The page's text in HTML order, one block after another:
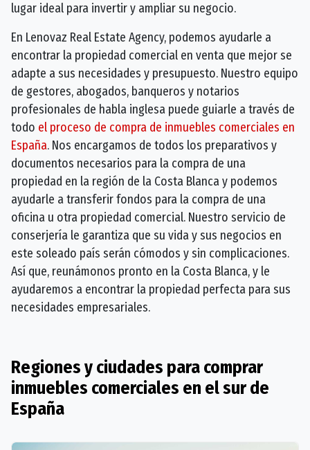
lugar ideal para invertir y ampliar su negocio.
En Lenovaz Real Estate Agency, podemos ayudarle a
encontrar la propiedad comercial en venta que mejor se
adapte a sus necesidades y presupuesto. Nuestro equipo
de gestores, abogados, banqueros y notarios
profesionales de habla inglesa puede guiarle a través de
todo el proceso de compra de inmuebles comerciales en
España. Nos encargamos de todos los preparativos y
documentos necesarios para la compra de una
propiedad en la región de la Costa Blanca y podemos
ayudarle a transferir fondos para la compra de una
oficina u otra propiedad comercial. Nuestro servicio de
conserjería le garantiza que su vida y sus negocios en
este soleado país serán cómodos y sin complicaciones.
Así que, reunámonos pronto en la Costa Blanca, y le
ayudaremos a encontrar la propiedad perfecta para sus
necesidades empresariales.
Regiones y ciudades para comprar
inmuebles comerciales en el sur de
España